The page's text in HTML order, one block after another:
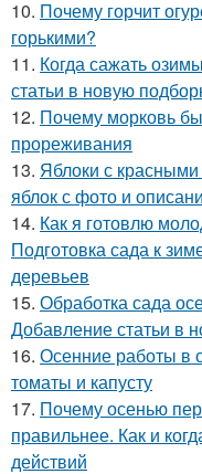
10. Почему горчит
горькими?
11. Когда сажать
статьи в новую
12. Почему морковь
прореживания
13. Яблоки с
яблок с фото и
14. Как я готовлю
Подготовка сада к
деревьев
15. Обработка сада
Добавление статьи в
16. Осенние работы в
томаты и капусту
17. Почему осенью
правильнее. Как и
действий